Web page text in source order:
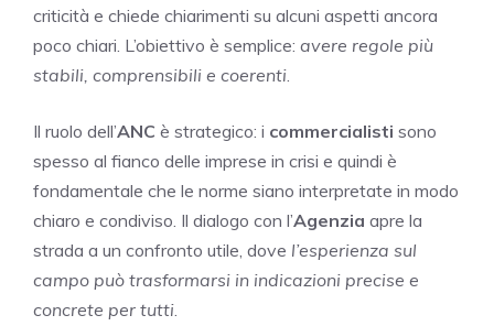
criticità e chiede chiarimenti su alcuni aspetti ancora
poco chiari. L’obiettivo è semplice: avere regole più
stabili, comprensibili e coerenti
Il ruolo dell’ANC è strategico: i commercialisti sono
spesso al fianco delle imprese in crisi e quindi è
fondamentale che le norme siano interpretate in modo
chiaro e condiviso. Il dialogo con l’Agenzia apre la
strada a un confronto utile, dove l’esperienza sul
campo può trasformarsi in indicazioni precise e
concrete per tutti